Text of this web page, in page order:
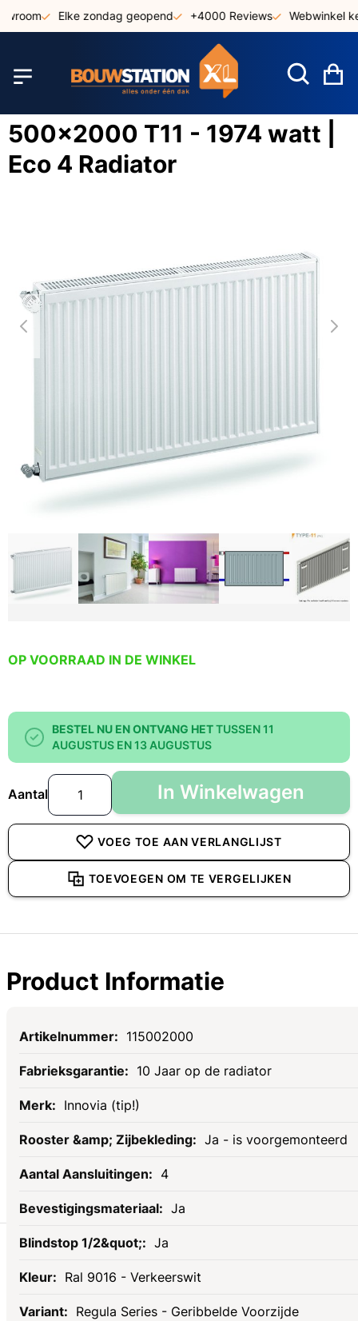
naar
Elke zondag geopend +4000 Reviews Webwinkel
500x2000 T11 - 1974 watt |
Eco 4 Radiator
OP VOORRAAD IN DE WINKEL
BESTEL NU EN ONTVANG HETTUSSEN 11
AUGUSTUS EN 13 AUGUSTUS
Aantal In Winkelwagen
VOEG TOE AAN VERLANGLIJST
TOEVOEGEN OM TE VERGELIJKEN
Product Informatie
Specificaties
115002000
10 Jaar op de radiator
Innovia (tip!)
Ja - is voorgemonteerd
4
Ja
Ja
Ral 9016 - Verkeerswit
Regula Series - Geribbelde Voorzijde
Gerelateerde
producten